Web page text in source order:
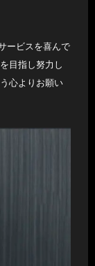
ービスを喜んで
目指し努力し
心よりお願い